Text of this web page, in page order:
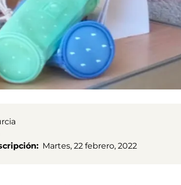
Martes, 22 febrero, 2022